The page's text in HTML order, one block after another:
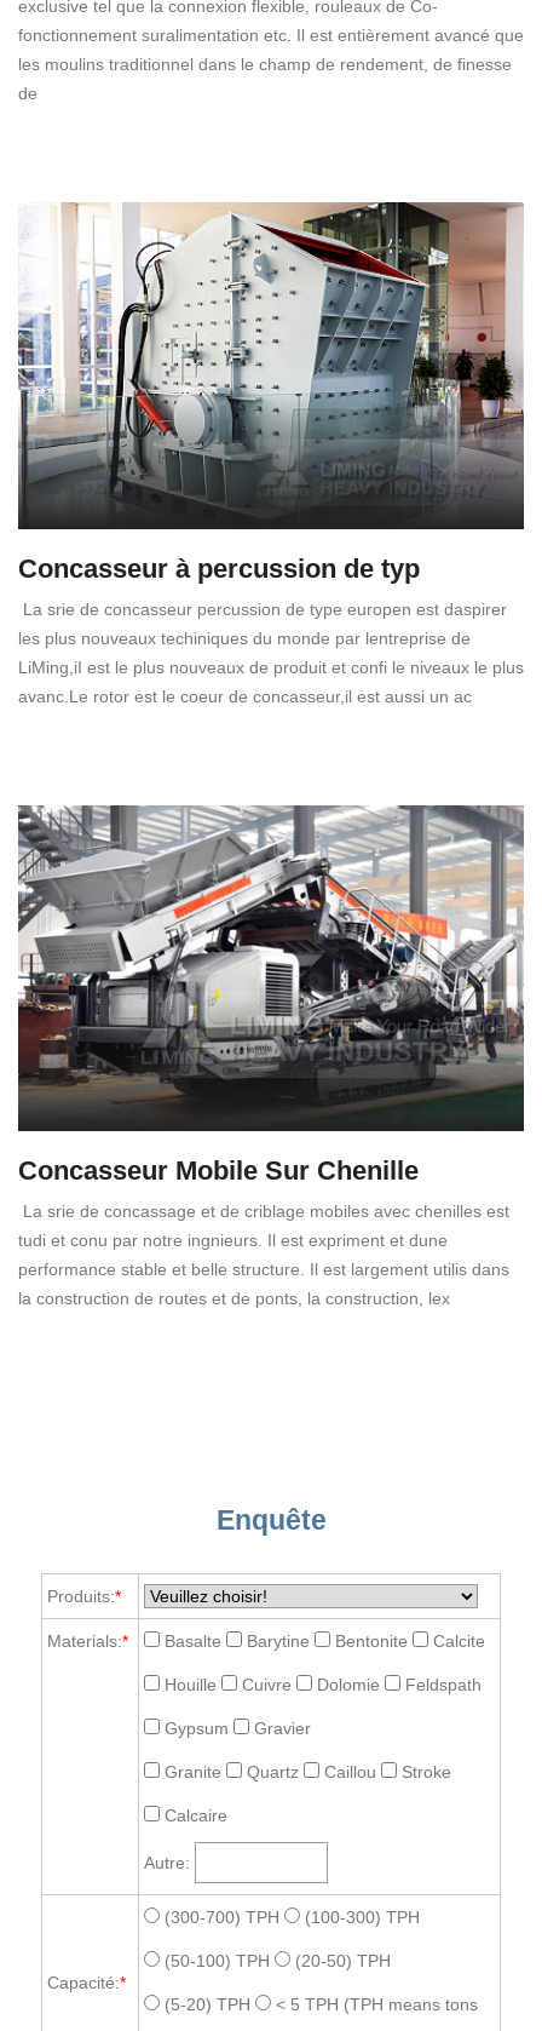
exclusive tel que la connexion flexible, rouleaux de Co-
fonctionnement suralimentation etc. Il est entièrement avancé que
les moulins traditionnel dans le champ de rendement, de finesse
de
Concasseur à percussion de typ
La srie de concasseur percussion de type europen est daspirer
les plus nouveaux techiniques du monde par lentreprise de
LiMing,iI est le plus nouveaux de produit et confi le niveaux le plus
avanc.Le rotor est le coeur de concasseur,il est aussi un ac
Concasseur Mobile Sur Chenille
La srie de concassage et de criblage mobiles avec chenilles est
tudi et conu par notre ingnieurs. Il est expriment et dune
performance stable et belle structure. Il est largement utilis dans
la construction de routes et de ponts, la construction, lex
Enquête
Produits:*
Materials:* Basalte Barytine Bentonite Calcite
Houille Cuivre Dolomie Feldspath
Gypsum Gravier
Granite Quartz Caillou Stroke
Calcaire
Autre:
Capacité:*
(300-700) TPH (100-300) TPH
(50-100) TPH (20-50) TPH
(5-20) TPH < 5 TPH (TPH means tons